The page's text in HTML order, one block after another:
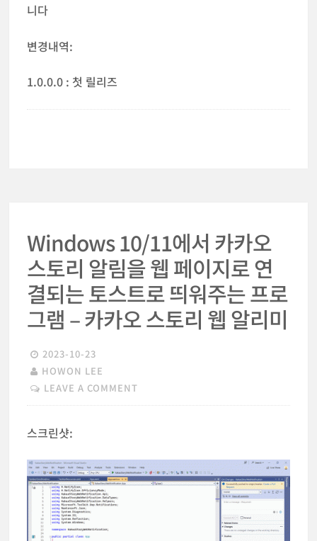
니다
변경내역:
1.0.0.0 : 첫 릴리즈
Windows 10/11에서 카카오
스토리 알림을 웹 페이지로 연
결되는 토스트로 띄워주는 프로
그램 – 카카오 스토리 웹 알리미
2023-10-23
HOWON LEE
LEAVE A COMMENT
스크린샷: